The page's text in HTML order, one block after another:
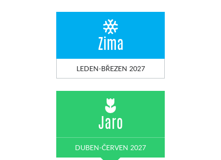
Zima
LEDEN-BŘEZEN 2027
Jaro
DUBEN-ČERVEN 2027